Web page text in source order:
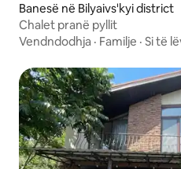
Banesë në Bilyaivs'kyi district
Chalet pranë pyllit
Vendndodhja · Familje · Si të